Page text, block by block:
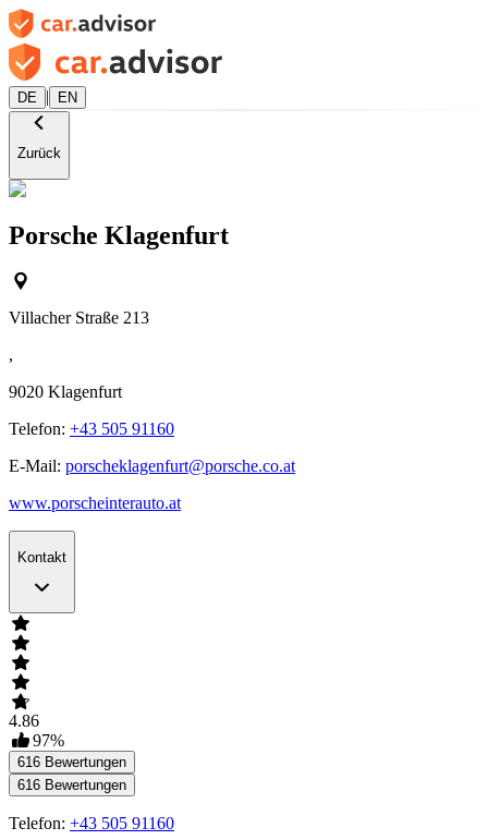
DE | EN
Zurück
Porsche Klagenfurt
Villacher Straße 213
,
9020 Klagenfurt
Telefon: +43 505 91160
E-Mail: porscheklagenfurt@porsche.co.at
www.porscheinterauto.at
Kontakt
4.86
97%
616 Bewertungen
616 Bewertungen
Telefon: +43 505 91160